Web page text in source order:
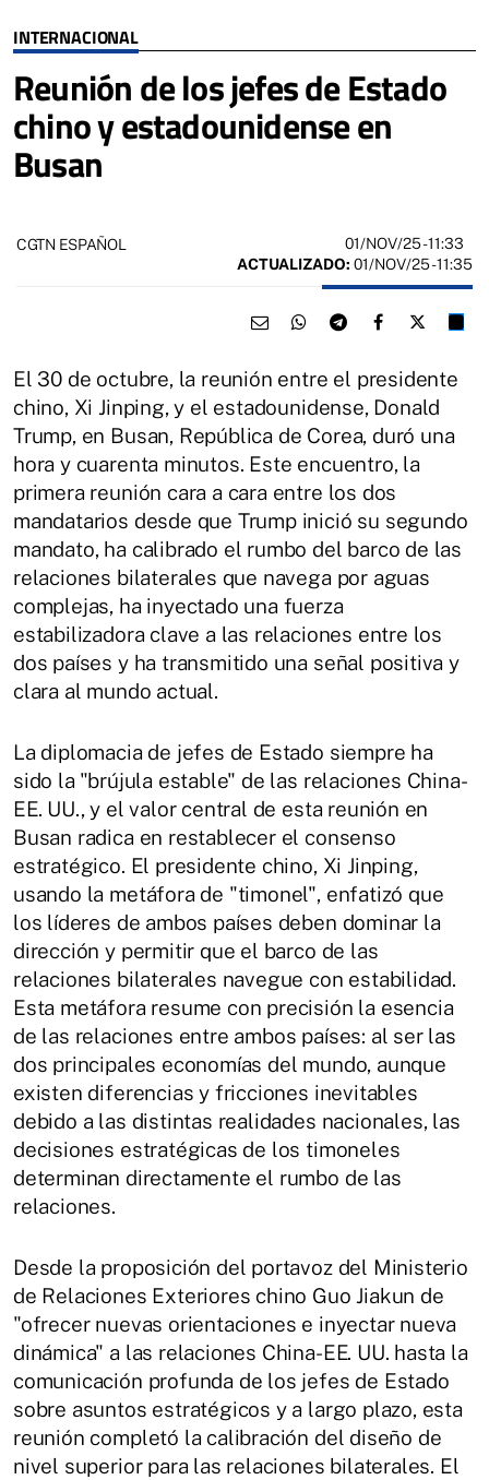
INTERNACIONAL
Reunión de los jefes de Estado
chino y estadounidense en
Busan
CGTN ESPAÑOL 01/NOV/25- 11:33
ACTUALIZADO: 01/NOV/25 - 11:35
El 30 de octubre, la reunión entre el presidente
chino, Xi Jinping, y el estadounidense, Donald
Trump, en Busan, República de Corea, duró una
hora y cuarenta minutos. Este encuentro, la
primera reunión cara a cara entre los dos
mandatarios desde que Trump inició su segundo
mandato, ha calibrado el rumbo del barco de las
relaciones bilaterales que navega por aguas
complejas, ha inyectado una fuerza
estabilizadora clave a las relaciones entre los
dos países y ha transmitido una señal positiva y
clara al mundo actual.
La diplomacia de jefes de Estado siempre ha
sido la "brújula estable" de las relaciones China-
EE. UU., y el valor central de esta reunión en
Busan radica en restablecer el consenso
estratégico. El presidente chino, Xi Jinping,
usando la metáfora de "timonel", enfatizó que
los líderes de ambos países deben dominar la
dirección y permitir que el barco de las
relaciones bilaterales navegue con estabilidad.
Esta metáfora resume con precisión la esencia
de las relaciones entre ambos países: al ser las
dos principales economías del mundo, aunque
existen diferencias y fricciones inevitables
debido a las distintas realidades nacionales, las
decisiones estratégicas de los timoneles
determinan directamente el rumbo de las
relaciones.
Desde la proposición del portavoz del Ministerio
de Relaciones Exteriores chino Guo Jiakun de
"ofrecer nuevas orientaciones e inyectar nueva
dinámica" a las relaciones China-EE. UU. hasta la
comunicación profunda de los jefes de Estado
sobre asuntos estratégicos y a largo plazo, esta
reunión completó la calibración del diseño de
nivel superior para las relaciones bilaterales. El